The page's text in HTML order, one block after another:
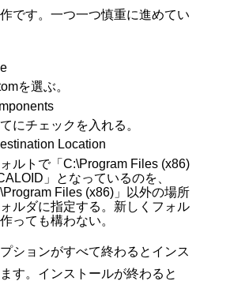
です。一つ一つ慎重に進めてい
を選ぶ。
にチェックを入れる。
Location
ルトで「C:\Program Files (x86)
」となっているのを、
Files (x86)」以外の場所
ルダに指定する。新しくフォル
っても構わない。
ションがすべて終わるとインス
す。インストールが終わると